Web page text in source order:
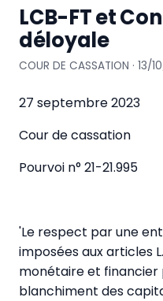
LCB-FT et
déloyale
COUR DE CASSATION · 13/
27 septembre 2023
Cour de cassation
Pourvoi n° 21-21.995
'Le respect par une
imposées aux articles
monétaire et
blanchiment des